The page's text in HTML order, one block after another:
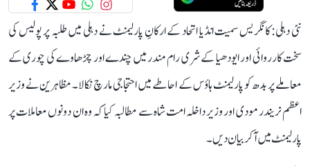
نئی دہلی: کانگریس سمیت انڈیا اتحاد کے ارکانِ پارلیمنٹ نے دہلی میں طلبہ پر پولیس کی
سخت کارروائی اور ایودھیا کے شری رام مندر میں چندے اور چڑھاوے کی چوری کے
معاملے پر بدھ کو پارلیمنٹ ہاؤس کے احاطے میں احتجاجی مارچ نکالا۔ مظاہرین نے وزیر
اعظم نریندر مودی اور وزیر داخلہ امت شاہ سے مطالبہ کیا کہ وہ ان دونوں معاملات پر
پارلیمنٹ میں آ کر بیان دیں۔